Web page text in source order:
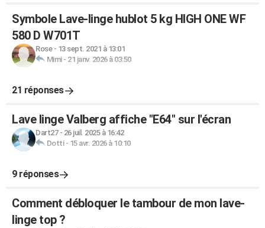
Symbole Lave-linge hublot 5 kg HIGH ONE WF
580 D W701T
Rose- 13 sept. 2021 à 13:01
Mimi- 21 janv. 2026 à 03:50
21 réponses
Lave linge Valberg affiche "E64" sur l'écran
Dart27- 26 juil. 2025 à 16:42
Dotti- 15 avr. 2026 à 10:10
9 réponses
Comment débloquer le tambour de mon lave-
linge top ?